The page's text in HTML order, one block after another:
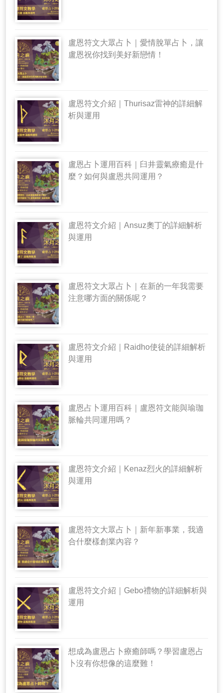
盧恩符文大眾占卜｜愛情脫單占卜，讓
盧恩祝你找到美好新戀情！
盧恩符文介紹｜Thurisaz雷神的詳細解
析與運用
盧恩占卜運用百科｜臼井靈氣療癒是什
麼？如何與盧恩共同運用？
盧恩符文介紹｜Ansuz奧丁的詳細解析
與運用
盧恩符文大眾占卜｜在新的一年我需要
注意哪方面的關係呢？
盧恩符文介紹｜Raidho使徒的詳細解析
與運用
盧恩占卜運用百科｜盧恩符文能與瑜珈
脈輪共同運用嗎？
盧恩符文介紹｜Kenaz烈火的詳細解析
與運用
盧恩符文大眾占卜｜新年新事業，我適
合什麼樣創業內容？
盧恩符文介紹｜Gebo禮物的詳細解析與
運用
想成為盧恩占卜療癒師嗎？學習盧恩占
卜沒有你想像的這麼難！